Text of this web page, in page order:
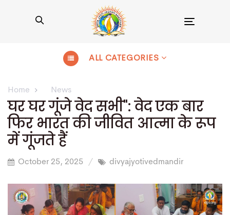
ALL CATEGORIES
Home News
घर घर गूंजे वेद सभी": वेद एक बार
फिर भारत की जीवित आत्मा के रूप
में गूंजते हैं
October 25, 2025 divyajyotivedmandir